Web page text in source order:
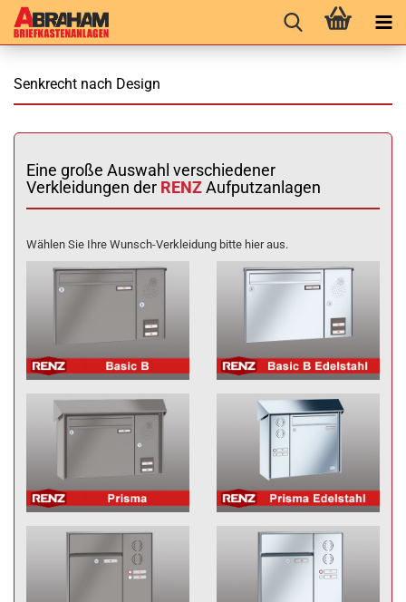
Senkrecht nach Design
Eine große Auswahl verschiedener
Verkleidungen der RENZAufputzanlagen
Wählen Sie Ihre Wunsch-Verkleidung bitte hier aus.